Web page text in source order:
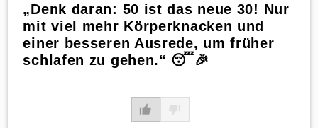
„Denk daran: 50 ist das neue 30! Nur
mit viel mehr Körperknacken und
einer besseren Ausrede, um früher
schlafen zu gehen.“ 😴🎉